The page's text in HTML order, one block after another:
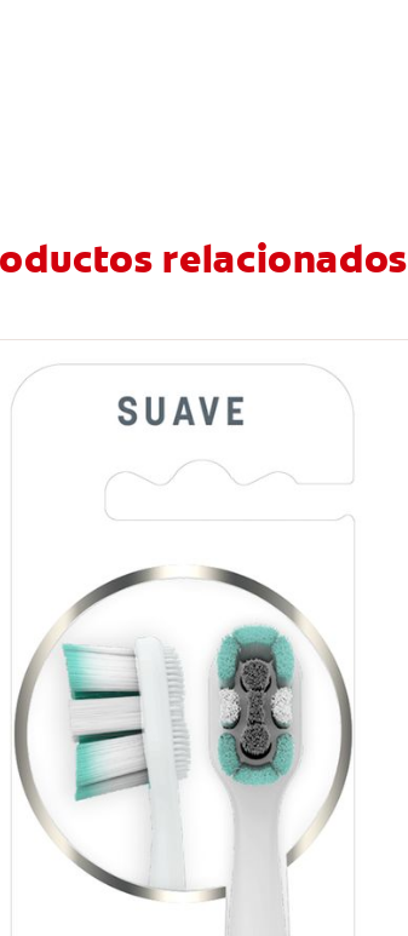
relacionados